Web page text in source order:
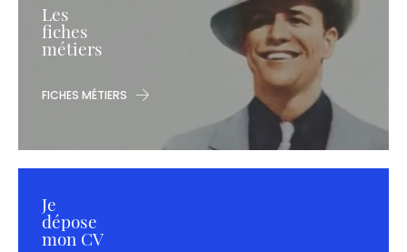
Les
fiches
métiers
FICHES MÉTIERS
Je
dépose
mon CV